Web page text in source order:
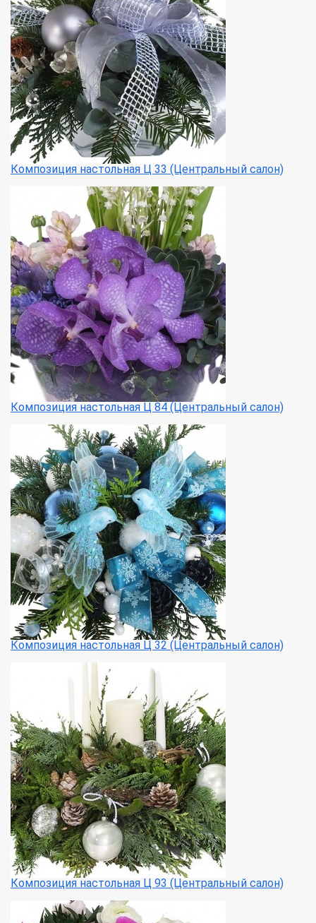
Композиция настольная Ц 33 (Центральный салон)
Композиция настольная Ц 84 (Центральный салон)
Композиция настольная Ц 32 (Центральный салон)
Композиция настольная Ц 93 (Центральный салон)